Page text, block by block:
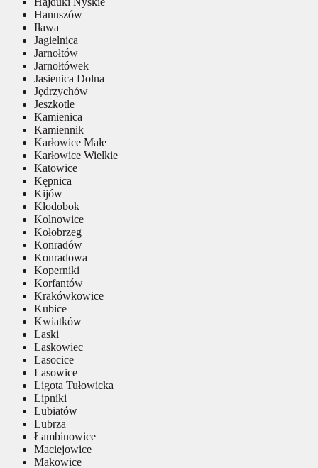
Hanuszów
Iława
Jagielnica
Jarnołtów
Jarnołtówek
Jasienica Dolna
Jędrzychów
Jeszkotle
Kamienica
Kamiennik
Karłowice Małe
Karłowice Wielkie
Katowice
Kępnica
Kijów
Kłodobok
Kolnowice
Kołobrzeg
Konradów
Konradowa
Koperniki
Korfantów
Krakówkowice
Kubice
Kwiatków
Laski
Laskowiec
Lasocice
Lasowice
Ligota Tułowicka
Lipniki
Lubiatów
Lubrza
Łambinowice
Maciejowice
Makowice